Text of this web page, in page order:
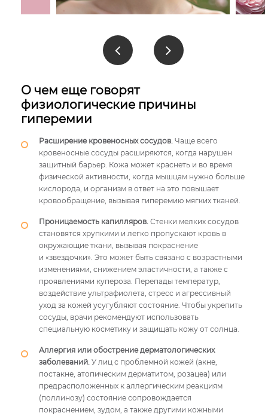
О чем еще говорят
физиологические причины
гиперемии
Расширение кровеносных сосудов. Чаще всего
кровеносные сосуды расширяются, когда нарушен
защитный барьер. Кожа может краснеть и во время
физической активности, когда мышцам нужно больше
кислорода, и организм в ответ на это повышает
кровообращение, вызывая гиперемию мягких тканей.
Проницаемость капилляров. Стенки мелких сосудов
становятся хрупкими и легко пропускают кровь в
окружающие ткани, вызывая покраснение
и «звездочки». Это может быть связано с возрастными
изменениями, снижением эластичности, а также с
проявлениями купероза. Перепады температур,
воздействие ультрафиолета, стресс и агрессивный
уход за кожей усугубляют состояние. Чтобы укрепить
сосуды, врачи рекомендуют использовать
специальную косметику и защищать кожу от солнца.
Аллергия или обострение дерматологических
заболеваний. У лиц с проблемной кожей (акне,
постакне, атопическим дерматитом, розацеа) или
предрасположенных к аллергическим реакциям
(поллинозу) состояние сопровождается
покраснением, зудом, а также другими кожными